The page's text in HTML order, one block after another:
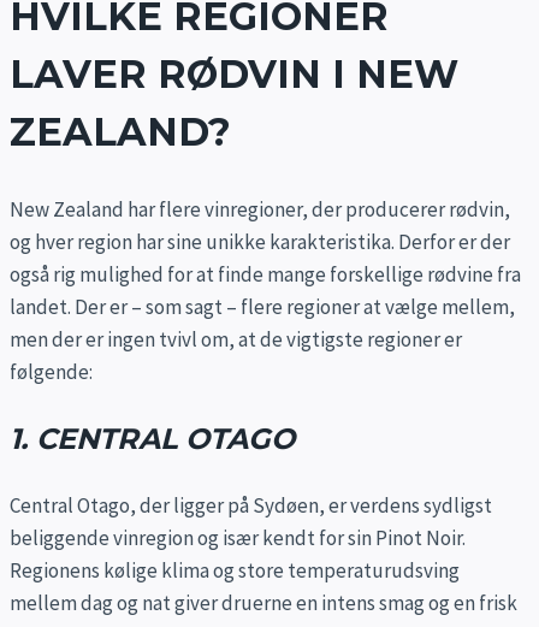
HVILKE REGIONER
LAVER RØDVIN I NEW
ZEALAND?
New Zealand har flere vinregioner, der producerer rødvin,
og hver region har sine unikke karakteristika. Derfor er der
også rig mulighed for at finde mange forskellige rødvine fra
landet. Der er – som sagt – flere regioner at vælge mellem,
men der er ingen tvivl om, at de vigtigste regioner er
følgende:
1. CENTRAL OTAGO
Central Otago, der ligger på Sydøen, er verdens sydligst
beliggende vinregion og især kendt for sin Pinot Noir.
Regionens kølige klima og store temperaturudsving
mellem dag og nat giver druerne en intens smag og en frisk